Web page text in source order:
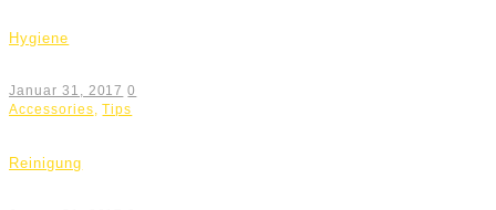
Hygiene
Januar 31, 2017 0
Accessories,Tips
Reinigung